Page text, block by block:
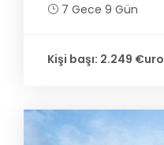
7 Gece 9 Gün
Kişi başı: 2.249 €uro